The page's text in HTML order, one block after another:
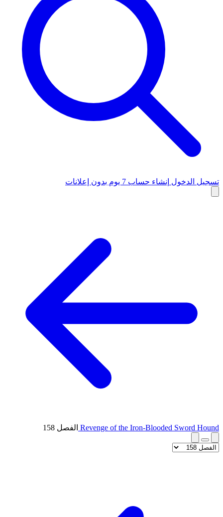
تسجيل الدخول إنشاء حساب 7 يوم بدون إعلانات
Revenge of the Iron-Blooded Sword Hound الفصل 158